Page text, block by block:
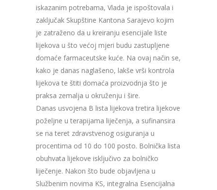
iskazanim potrebama, Vlada je ispoštovala i
zaključak Skupštine Kantona Sarajevo kojim
je zatraženo da u kreiranju esencijale liste
lijekova u što većoj mjeri budu zastupljene
domaće farmaceutske kuće. Na ovaj način se,
kako je danas naglašeno, lakše vrši kontrola
lijekova te štiti domaća proizvodnja što je
praksa zemalja u okruženju i šire.
Danas usvojena B lista lijekova tretira lijekove
poželjne u terapijama liječenja, a sufinansira
se na teret zdravstvenog osiguranja u
procentima od 10 do 100 posto. Bolnička lista
obuhvata lijekove isključivo za bolničko
liječenje. Nakon što bude objavljena u
Službenim novima KS, integralna Esencijalna